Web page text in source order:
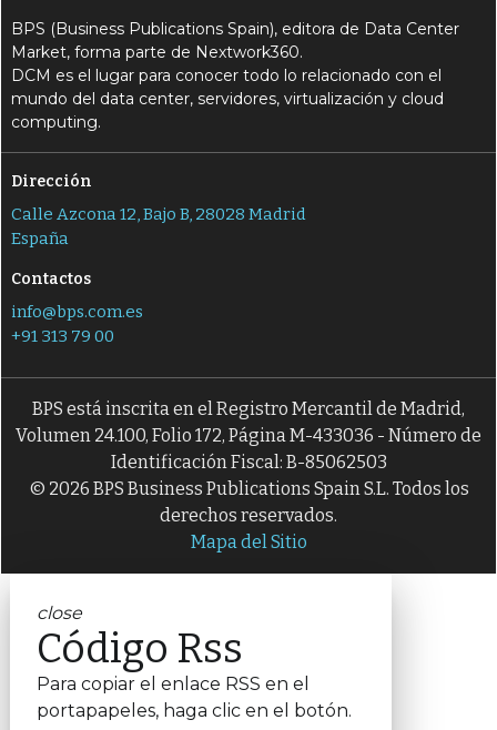
BPS (Business Publications Spain), editora de Data Center
Market, forma parte de Nextwork360.
DCM es el lugar para conocer todo lo relacionado con el
mundo del data center, servidores, virtualización y cloud
computing.
Dirección
Calle Azcona 12, Bajo B, 28028 Madrid
España
Contactos
info@bps.com.es
+91 313 79 00
BPS está inscrita en el Registro Mercantil de Madrid,
Volumen 24.100, Folio 172, Página M-433036 - Número de
Identificación Fiscal: B-85062503
© 2026 BPS Business Publications Spain S.L. Todos los
derechos reservados.
Mapa del Sitio
close
Código Rss
Para copiar el enlace RSS en el
portapapeles, haga clic en el botón.